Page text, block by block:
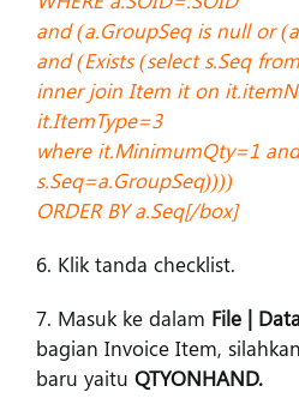
and (a.GroupSeq is null or
and (Exists (select s.Seq
inner join Item it on
it.ItemType=3
where it.MinimumQty=1
s.Seq=a.GroupSeq))))
ORDER BY a.Seq[/box]
6. Klik tanda checklist.
7. Masuk ke dalam File |
bagian Invoice Item,
baru yaitu QTYONHAND.